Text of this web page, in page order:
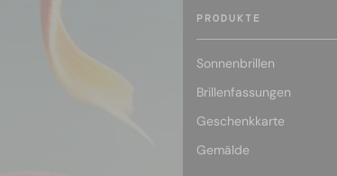
PRODUKTE
Sonnenbrillen
Brillenfassungen
Geschenkkarte
Gemälde